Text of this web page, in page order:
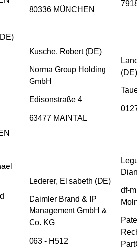
80336 MÜNCHEN
Kusche, Robert (DE)
Norma Group Holding
GmbH
Edisonstraße 4
63477 MAINTAL
(DE)
Lederer, Elisabeth (DE)
Daimler Brand & IP
Management GmbH &
Co. KG
063 - H512
df-